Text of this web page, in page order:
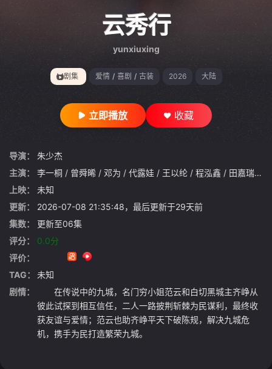
云秀行
yunxiuxing
剧集 爱情 / 喜剧 / 古装 2026 大陆
立即播放 收藏
导演：
朱少杰
主演：
李一桐 / 曾舜晞 / 邓为 / 代露娃 / 王以纶 / 程泓鑫 / 田嘉瑞 /
上映：
未知
更新：
2026-07-08 21:35:48，最后更新于29天前
集数：
更新至06集
评分：
0.0分
评价：
TAG：
未知
剧情：
在传说中的九城，名门穷小姐范云和白切黑城主齐峥从
彼此试探到相互信任，二人一路披荆斩棘为民谋利，最终收
获友谊与爱情；范云也助齐峥平天下破陈规，解决九城危
机，携手为民打造繁荣九城。